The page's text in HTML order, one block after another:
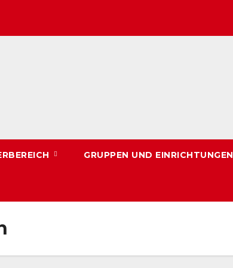
GRUPPEN UND EINRICHTUNGEN